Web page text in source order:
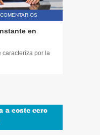
en
caracteriza por la